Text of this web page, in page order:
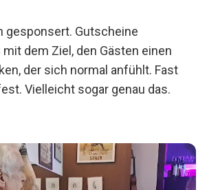
gesponsert. Gutscheine
dem Ziel, den Gästen einen
der sich normal anfühlt. Fast
Vielleicht sogar genau das.